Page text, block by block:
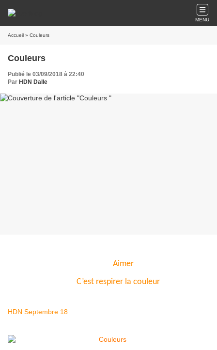
MENU
Accueil » Couleurs
Couleurs
Publié le 03/09/2018 à 22:40
Par HDN Dalle
Aimer
C’est respirer la couleur
HDN Septembre 18